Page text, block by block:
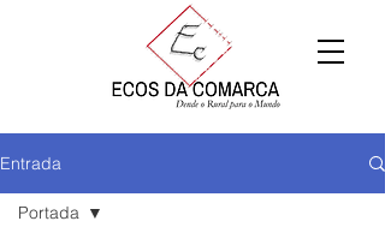
Entrada
Portada